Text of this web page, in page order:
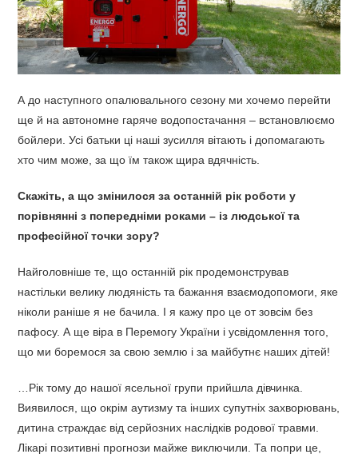
А до наступного опалювального сезону ми хочемо перейти
ще й на автономне гаряче водопостачання – встановлюємо
бойлери. Усі батьки ці наші зусилля вітають і допомагають
хто чим може, за що їм також щира вдячність.
Скажіть, а що змінилося за останній рік роботи у
порівнянні з попередніми роками – із людської та
професійної точки зору?
Найголовніше те, що останній рік продемонстрував
настільки велику людяність та бажання взаємодопомоги, яке
ніколи раніше я не бачила. І я кажу про це от зовсім без
пафосу. А ще віра в Перемогу України і усвідомлення того,
що ми боремося за свою землю і за майбутнє наших дітей!
…Рік тому до нашої ясельної групи прийшла дівчинка.
Виявилося, що окрім аутизму та інших супутніх захворювань,
дитина страждає від серйозних наслідків родової травми.
Лікарі позитивні прогнози майже виключили. Та попри це,